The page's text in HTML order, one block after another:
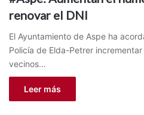
renovar el DNI
El Ayuntamiento de Aspe ha
Policía de Elda-Petrer
vecinos…
Leer más